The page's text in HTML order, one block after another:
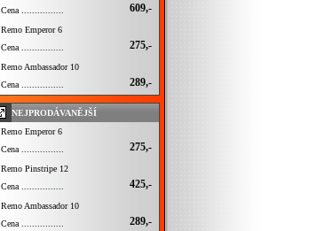
Cena ................
609,-
Remo Emperor 6
Cena ................
275,-
Remo Ambassador 10
Cena ................
289,-
NEJPRODÁVANĚJŠÍ
Remo Emperor 6
Cena ................
275,-
Remo Pinstripe 12
Cena ................
425,-
Remo Ambassador 10
Cena ................
289,-